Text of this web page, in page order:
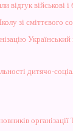
відгук військові
зі сміттєвого
дитячо-